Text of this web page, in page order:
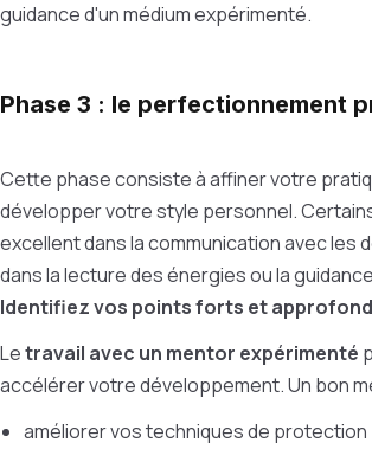
guidance d'un médium expérimenté.
Phase 3 : le perfectionnement
Cette phase consiste à affiner votre
développer votre style personnel.
excellent dans la communication avec les
dans la lecture des énergies ou la
Identifiez vos points forts et
Letravail avec un mentor expérimenté
accélérer votre développement. Un bon
améliorer vos techniques de protection